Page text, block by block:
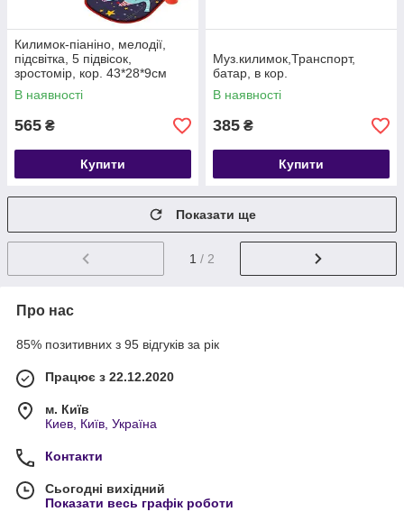
Килимок-піаніно, мелодії,
підсвітка, 5 підвісок,
зростомір, кор. 43*28*9см
(24шт)
В наявності
565 ₴
Купити
Муз.килимок,Транспорт,
батар, в кор.
В наявності
385 ₴
Купити
Показати ще
1 / 2
Про нас
85% позитивних з 95 відгуків за рік
Працює з 22.12.2020
м. Київ
Киев, Київ, Україна
Контакти
Сьогодні вихідний
Показати весь графік роботи